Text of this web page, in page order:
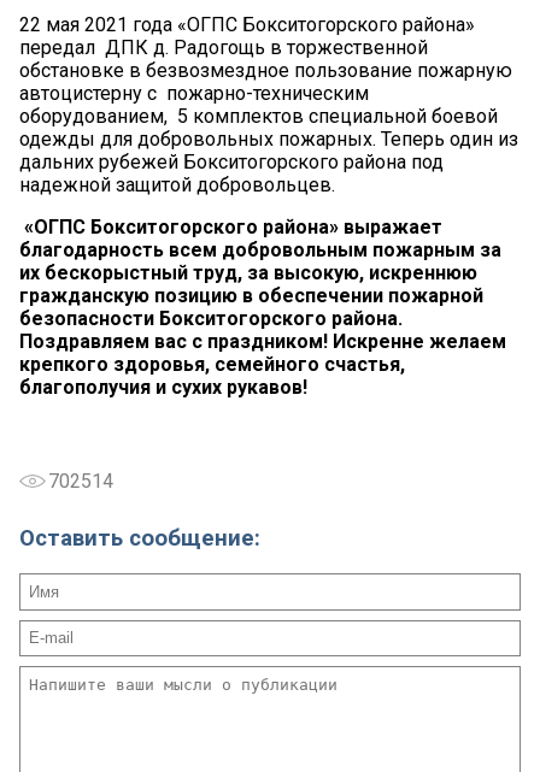
22 мая 2021 года «ОГПС Бокситогорского района»
передал ДПК д. Радогощь в торжественной
обстановке в безвозмездное пользование пожарную
автоцистерну с пожарно-техническим
оборудованием, 5 комплектов специальной боевой
одежды для добровольных пожарных. Теперь один из
дальних рубежей Бокситогорского района под
надежной защитой добровольцев.
«ОГПС Бокситогорского района» выражает
благодарность всем добровольным пожарным за
их бескорыстный труд, за высокую, искреннюю
гражданскую позицию в обеспечении пожарной
безопасности Бокситогорского района.
Поздравляем вас с праздником! Искренне желаем
крепкого здоровья, семейного счастья,
благополучия и сухих рукавов!
702514
Оставить сообщение: